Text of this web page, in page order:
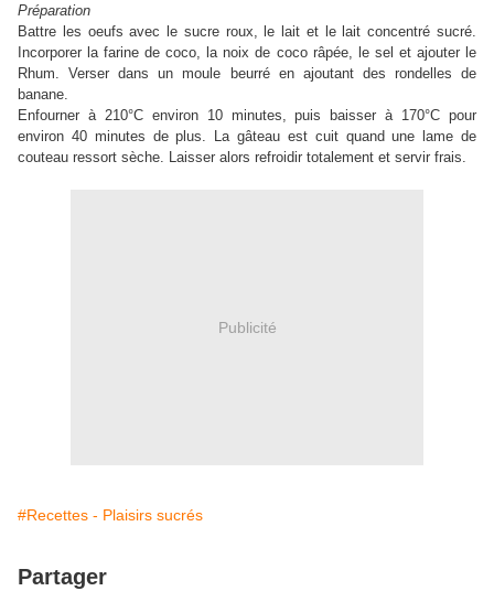
Préparation
Battre les oeufs avec le sucre roux, le lait et le lait concentré sucré.
Incorporer la farine de coco, la noix de coco râpée, le sel et ajouter le
Rhum. Verser dans un moule beurré en ajoutant des rondelles de
banane.
Enfourner à 210°C environ 10 minutes, puis baisser à 170°C pour
environ 40 minutes de plus. La gâteau est cuit quand une lame de
couteau ressort sèche. Laisser alors refroidir totalement et servir frais.
Publicité
#Recettes - Plaisirs sucrés
Partager